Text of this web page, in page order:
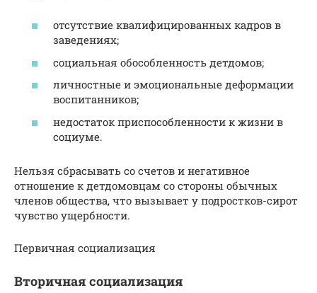
отсутствие квалифицированных кадров в
заведениях;
социальная обособленность детдомов;
личностные и эмоциональные деформации
воспитанников;
недостаток приспособленности к жизни в
социуме.
Нельзя сбрасывать со счетов и негативное
отношение к детдомовцам со стороны обычных
членов общества, что вызывает у подростков-сирот
чувство ущербности.
Первичная социализация
Вторичная социализация